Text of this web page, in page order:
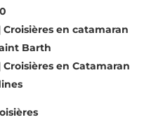
en catamaran
Barth
en Catamaran